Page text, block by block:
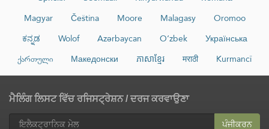
Magyar
Čeština Moore Malagasy
Oromoo
ಕನ್ನಡ
Wolof Azərbaycan O‘zbek
Українська
ქართული
Македонски ភាសាខ្មែរ मराठी Kurmancî
ਮੈਲਿੰਗ ਲਿਸਟ ਵਿੱਚ ਰਜਿਸਟ੍ਰੇਸ਼ਨ / ਦਰਜ ਕਰਵਾਉਣਾ
ਪੰਜੀਕਰਨ